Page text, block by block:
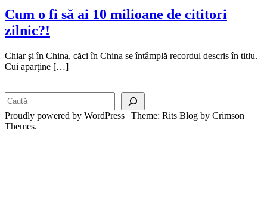
Cum o fi să ai 10 milioane de cititori
zilnic?!
Chiar şi în China, căci în China se întâmplă recordul descris în titlu.
Cui aparţine […]
Proudly powered by WordPress | Theme: Rits Blog by Crimson
Themes.